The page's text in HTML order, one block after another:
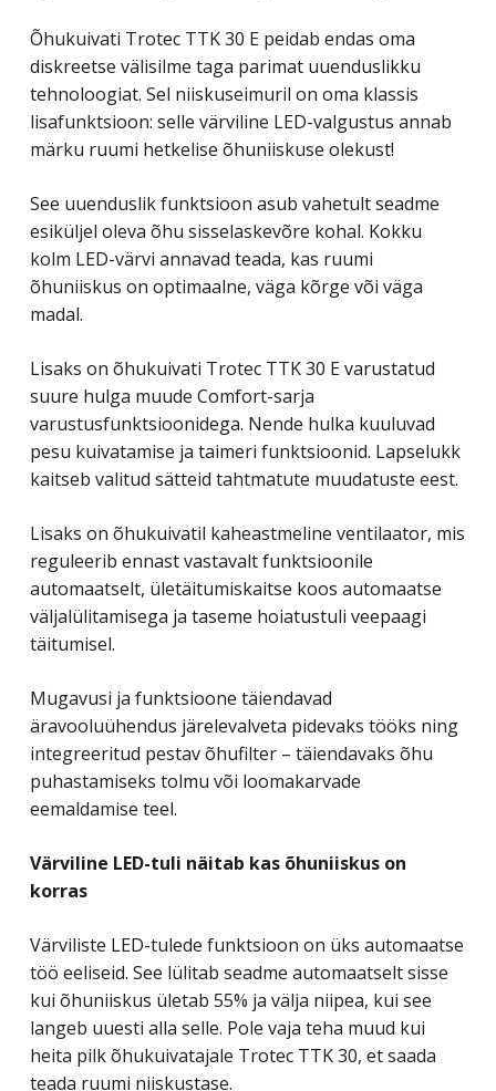
Õhukuivati Trotec TTK 30 E peidab endas oma
diskreetse välisilme taga parimat uuenduslikku
tehnoloogiat. Sel niiskuseimuril on oma klassis
lisafunktsioon: selle värviline LED-valgustus annab
märku ruumi hetkelise õhuniiskuse olekust!
See uuenduslik funktsioon asub vahetult seadme
esiküljel oleva õhu sisselaskevõre kohal. Kokku
kolm LED-värvi annavad teada, kas ruumi
õhuniiskus on optimaalne, väga kõrge või väga
madal.
Lisaks on õhukuivati Trotec TTK 30 E varustatud
suure hulga muude Comfort-sarja
varustusfunktsioonidega. Nende hulka kuuluvad
pesu kuivatamise ja taimeri funktsioonid. Lapselukk
kaitseb valitud sätteid tahtmatute muudatuste eest.
Lisaks on õhukuivatil kaheastmeline ventilaator, mis
reguleerib ennast vastavalt funktsioonile
automaatselt, ületäitumiskaitse koos automaatse
väljalülitamisega ja taseme hoiatustuli veepaagi
täitumisel.
Mugavusi ja funktsioone täiendavad
äravooluühendus järelevalveta pidevaks tööks ning
integreeritud pestav õhufilter – täiendavaks õhu
puhastamiseks tolmu või loomakarvade
eemaldamise teel.
Värviline LED-tuli näitab kas õhuniiskus on
korras
Värviliste LED-tulede funktsioon on üks automaatse
töö eeliseid. See lülitab seadme automaatselt sisse
kui õhuniiskus ületab 55% ja välja niipea, kui see
langeb uuesti alla selle. Pole vaja teha muud kui
heita pilk õhukuivatajale Trotec TTK 30, et saada
teada ruumi niiskustase.